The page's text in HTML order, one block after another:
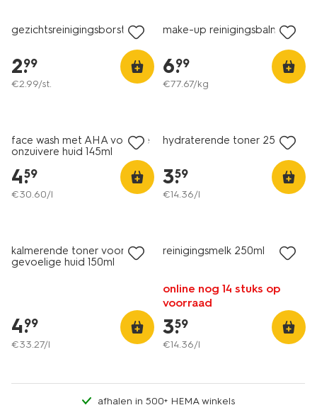
gezichtsreinigingsborstel
2.
99
€2.99/st.
make-up reinigingsbalm
6.
99
€77.67/kg
face wash met AHA voor de
onzuivere huid 145ml
4.
59
€30.60/l
hydraterende toner 250ml
3.
59
€14.36/l
kalmerende toner voor de
gevoelige huid 150ml
4.
99
€33.27/l
reinigingsmelk 250ml
online nog 14 stuks op
voorraad
3.
59
€14.36/l
afhalen in 500+ HEMA winkels